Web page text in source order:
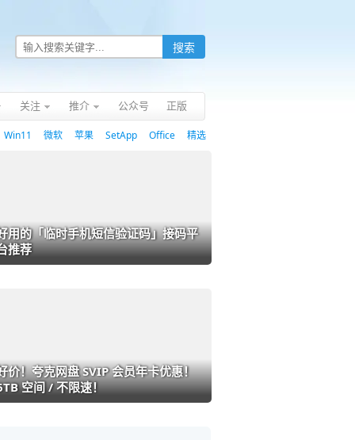
关注 推介 公众号 正版
Win11 微软 苹果 SetApp Office 精选
用的「临时手机短信验证码」接码平
推荐
价！夸克网盘 SVIP 会员年卡优惠！
空间 / 不限速！